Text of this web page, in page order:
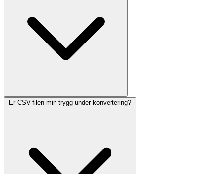
Er CSV-filen min trygg under konvertering?